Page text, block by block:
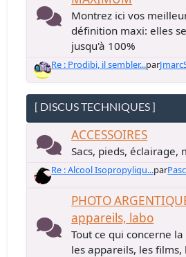
Montrez ici vos
définition maxi: elles
jusqu'à 100%
Re : Prodibi, il sembler...par
[ DISCUS TECHNIQUES ]
ACCESSOIRES
Sacs, pieds, éclairage,
Re : Alcool Isopropyliqu...par
PHOTO
appareils, labo
Tout ce qui concerne
les appareils, les films,